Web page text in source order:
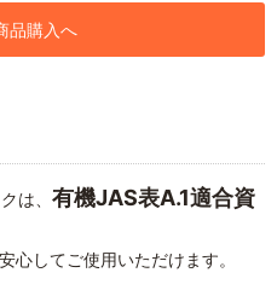
品購入へ
は、 有機JAS表A.1適合資
心してご使用いただけます。